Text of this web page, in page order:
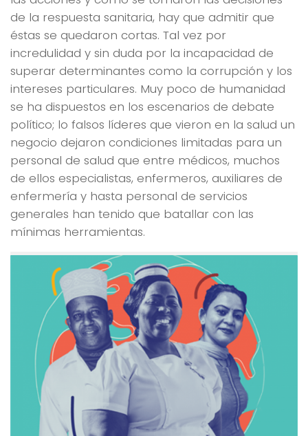
de la respuesta sanitaria, hay que admitir que
éstas se quedaron cortas. Tal vez por
incredulidad y sin duda por la incapacidad de
superar determinantes como la corrupción y los
intereses particulares. Muy poco de humanidad
se ha dispuestos en los escenarios de debate
político; lo falsos líderes que vieron en la salud un
negocio dejaron condiciones limitadas para un
personal de salud que entre médicos, muchos
de ellos especialistas, enfermeros, auxiliares de
enfermería y hasta personal de servicios
generales han tenido que batallar con las
mínimas herramientas.